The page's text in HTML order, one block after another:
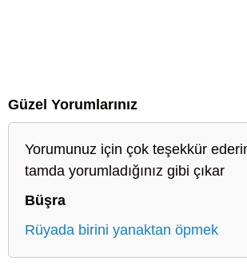
Güzel Yorumlarınız
Yorumunuz için çok teşekkür
tamda yorumladığınız gibi çıkar
Büşra
Rüyada birini yanaktan öpmek